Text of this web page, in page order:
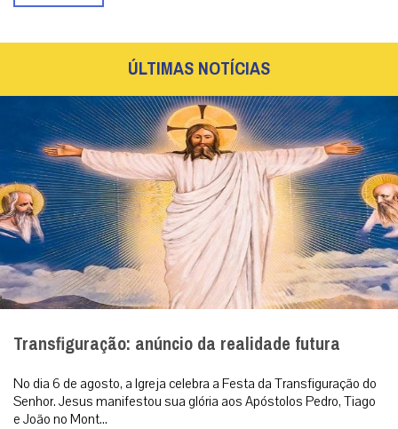
ÚLTIMAS NOTÍCIAS
Transfiguração: anúncio da realidade futura
No dia 6 de agosto, a Igreja celebra a Festa da Transfiguração do
Senhor. Jesus manifestou sua glória aos Apóstolos Pedro, Tiago
e João no Mont...